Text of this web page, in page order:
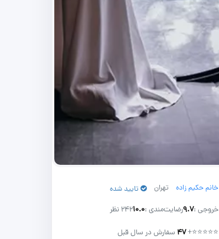
خانم حکیم زاده تهران تایید شده
خروجی :۹.۷رضایت‌مندی :۱۰.۰242 نظر
⭐⭐⭐⭐⭐
+۴۷ سفارش در سال قبل